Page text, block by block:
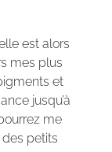
est alors
mes plus
et
jusqu’à
me
petits